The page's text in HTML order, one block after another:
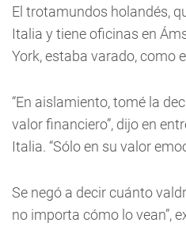
El trotamundos holandés,
Italia y tiene oficinas en
York, estaba varado, como
“En aislamiento, tomé la
valor financiero”, dijo en
Italia. “Sólo en su valor
Se negó a decir cuánto
no importa cómo lo vean”,